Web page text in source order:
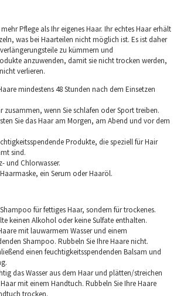
Pflege als Ihr eigenes Haar. Ihr echtes Haar erhält
was bei Haarteilen nicht möglich ist. Es ist daher
zu kümmern und
anzuwenden, damit sie nicht trocken werden,
verlieren.
mindestens 48 Stunden nach dem Einsetzen
zusammen, wenn Sie schlafen oder Sport treiben.
Sie das Haar am Morgen, am Abend und vor dem
Produkte, die speziell für Hair
sind.
und Chlorwasser.
ein Serum oder Haaröl.
für fettiges Haar, sondern für trockenes.
keinen Alkohol oder keine Sulfate enthalten.
mit lauwarmem Wasser und einem
Shampoo. Rubbeln Sie Ihre Haare nicht.
einen feuchtigkeitsspendenden Balsam und
das Wasser aus dem Haar und plätten/streichen
mit einem Handtuch. Rubbeln Sie Ihre Haare
trocken.